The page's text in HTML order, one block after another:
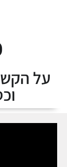
על